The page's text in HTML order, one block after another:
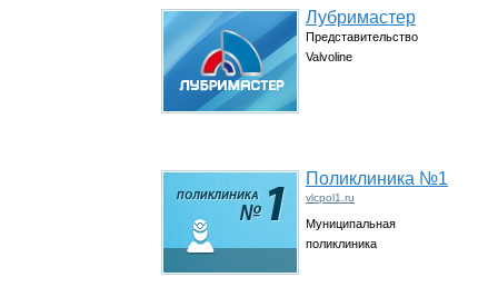
Лубримастер
Представительство
Valvoline
Поликлиника №1
vlcpol1.ru
Муниципальная
поликлиника